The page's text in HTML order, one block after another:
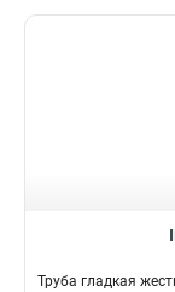
Труба гладкая